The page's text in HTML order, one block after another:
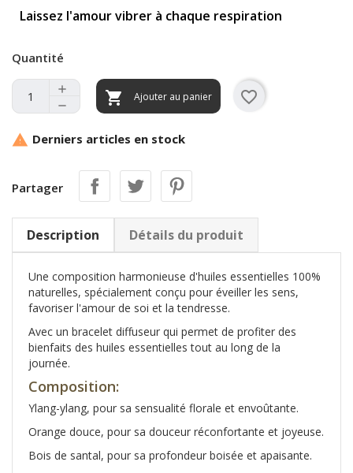
Laissez l'amour vibrer à chaque respiration
Quantité
 Ajouter au panier favorite_border
 Derniers articles en stock
Partager
Description Détails du produit
Une composition harmonieuse d'huiles essentielles 100%
naturelles, spécialement conçu pour éveiller les sens,
favoriser l'amour de soi et la tendresse.
Avec un bracelet diffuseur qui permet de profiter des
bienfaits des huiles essentielles tout au long de la
journée.
Composition:
Ylang-ylang, pour sa sensualité florale et envoûtante.
Orange douce, pour sa douceur réconfortante et joyeuse.
Bois de santal, pour sa profondeur boisée et apaisante.